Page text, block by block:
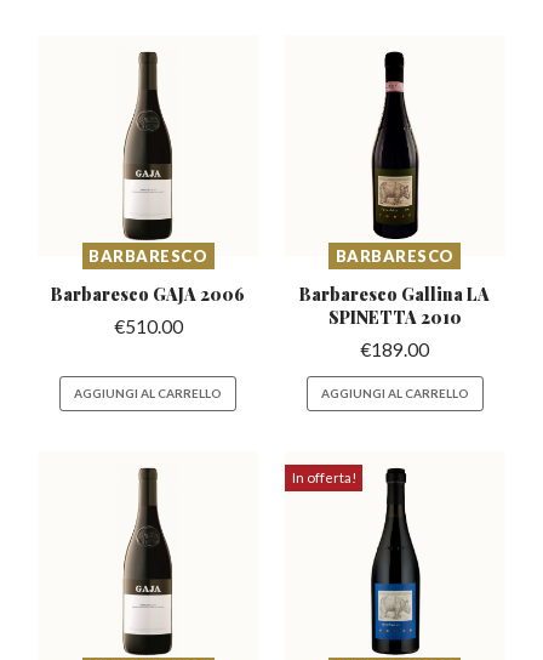
BARBARESCO
Barbaresco GAJA 2006
€510.00
AGGIUNGI AL CARRELLO
BARBARESCO
Barbaresco GallinaLA
SPINETTA 2010
€189.00
AGGIUNGI AL CARRELLO
In offerta!